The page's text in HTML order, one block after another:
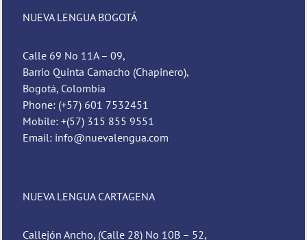
NUEVA LENGUA BOGOTÁ
Calle 69 No 11A – 09,
Barrio Quinta Camacho (Chapinero),
Bogotá, Colombia
Phone: (+57) 601 7532451
Mobile: +(57) 315 855 9551
Email: info@nuevalengua.com
NUEVA LENGUA CARTAGENA
Callejón Ancho, (Calle 28) No 10B – 52,